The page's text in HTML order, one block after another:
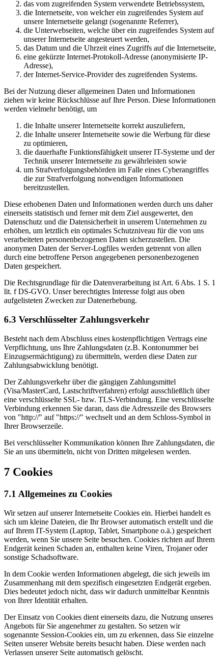
das vom zugreifenden System verwendete Betriebssystem,
die Internetseite, von welcher ein zugreifendes System auf
unsere Internetseite gelangt (sogenannte Referrer),
die Unterwebseiten, welche über ein zugreifendes System auf
unserer Internetseite angesteuert werden,
das Datum und die Uhrzeit eines Zugriffs auf die Internetseite,
eine gekürzte Internet-Protokoll-Adresse (anonymisierte IP-
Adresse),
der Internet-Service-Provider des zugreifenden Systems.
Bei der Nutzung dieser allgemeinen Daten und Informationen
ziehen wir keine Rückschlüsse auf Ihre Person. Diese Informationen
werden vielmehr benötigt, um
die Inhalte unserer Internetseite korrekt auszuliefern,
die Inhalte unserer Internetseite sowie die Werbung für diese
zu optimieren,
die dauerhafte Funktionsfähigkeit unserer IT-Systeme und der
Technik unserer Internetseite zu gewährleisten sowie
um Strafverfolgungsbehörden im Falle eines Cyberangriffes
die zur Strafverfolgung notwendigen Informationen
bereitzustellen.
Diese erhobenen Daten und Informationen werden durch uns daher
einerseits statistisch und ferner mit dem Ziel ausgewertet, den
Datenschutz und die Datensicherheit in unserem Unternehmen zu
erhöhen, um letztlich ein optimales Schutzniveau für die von uns
verarbeiteten personenbezogenen Daten sicherzustellen. Die
anonymen Daten der Server-Logfiles werden getrennt von allen
durch eine betroffene Person angegebenen personenbezogenen
Daten gespeichert.
Die Rechtsgrundlage für die Datenverarbeitung ist Art. 6 Abs. 1 S. 1
lit. f DS-GVO. Unser berechtigtes Interesse folgt aus oben
aufgelisteten Zwecken zur Datenerhebung.
6.3 Verschlüsselter Zahlungsverkehr
Besteht nach dem Abschluss eines kostenpflichtigen Vertrags eine
Verpflichtung, uns Ihre Zahlungsdaten (z.B. Kontonummer bei
Einzugsermächtigung) zu übermitteln, werden diese Daten zur
Zahlungsabwicklung benötigt.
Der Zahlungsverkehr über die gängigen Zahlungsmittel
(Visa/MasterCard, Lastschriftverfahren) erfolgt ausschließlich über
eine verschlüsselte SSL- bzw. TLS-Verbindung. Eine verschlüsselte
Verbindung erkennen Sie daran, dass die Adresszeile des Browsers
von "http://" auf "https://" wechselt und an dem Schloss-Symbol in
Ihrer Browserzeile.
Bei verschlüsselter Kommunikation können Ihre Zahlungsdaten, die
Sie an uns übermitteln, nicht von Dritten mitgelesen werden.
7 Cookies
7.1 Allgemeines zu Cookies
Wir setzen auf unserer Internetseite Cookies ein. Hierbei handelt es
sich um kleine Dateien, die Ihr Browser automatisch erstellt und die
auf Ihrem IT-System (Laptop, Tablet, Smartphone o.ä.) gespeichert
werden, wenn Sie unsere Seite besuchen. Cookies richten auf Ihrem
Endgerät keinen Schaden an, enthalten keine Viren, Trojaner oder
sonstige Schadsoftware.
In dem Cookie werden Informationen abgelegt, die sich jeweils im
Zusammenhang mit dem spezifisch eingesetzten Endgerät ergeben.
Dies bedeutet jedoch nicht, dass wir dadurch unmittelbar Kenntnis
von Ihrer Identität erhalten.
Der Einsatz von Cookies dient einerseits dazu, die Nutzung unseres
Angebots für Sie angenehmer zu gestalten. So setzen wir
sogenannte Session-Cookies ein, um zu erkennen, dass Sie einzelne
Seiten unserer Website bereits besucht haben. Diese werden nach
Verlassen unserer Seite automatisch gelöscht.